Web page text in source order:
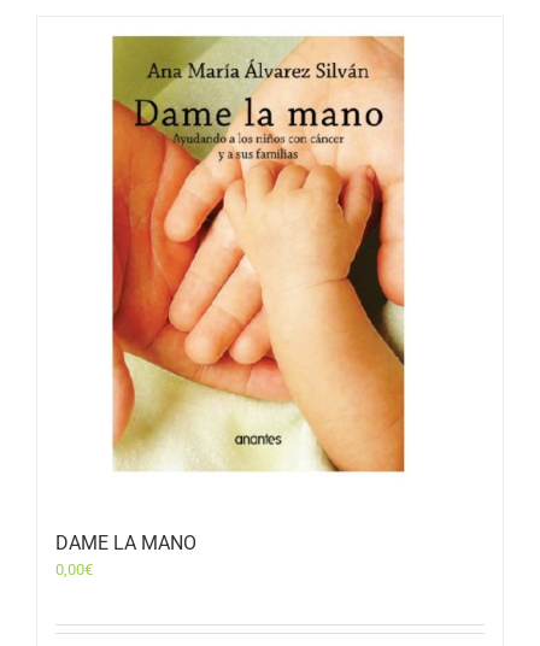
DAME LA MANO
0,00€